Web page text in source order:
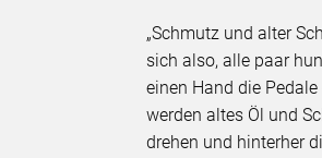
„Schmutz und alter
sich also, alle paar
einen Hand die
werden altes Öl und
drehen und hinterher